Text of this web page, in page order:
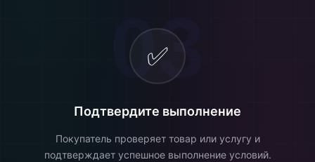
03
✅
Подтвердите выполнение
Покупатель проверяет товар или услугу и
подтверждает успешное выполнение условий.